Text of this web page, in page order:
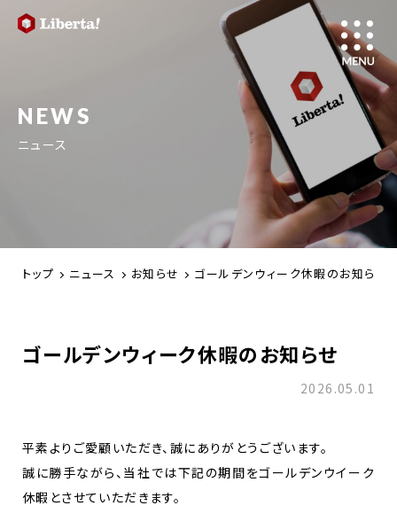
NEWS
ニュース
トップ ニュース お知らせ ゴールデンウィーク休暇のお知らせ
ゴールデンウィーク休暇のお知らせ
2026.05.01
平素よりご愛顧いただき、誠にありがとうございます。
誠に勝手ながら、当社では下記の期間をゴールデンウイーク
休暇とさせていただきます。